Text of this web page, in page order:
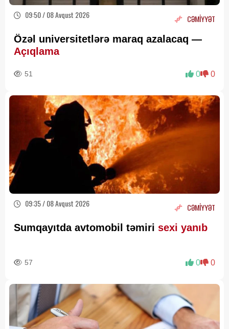
09:50 / 08 Avqust 2026 CƏMİYYƏT
Özəl universitetlərə maraq azalacaq —
Açıqlama
51 0 0
09:35 / 08 Avqust 2026 CƏMİYYƏT
Sumqayıtda avtomobil təmiri sexi yanıb
57 0 0